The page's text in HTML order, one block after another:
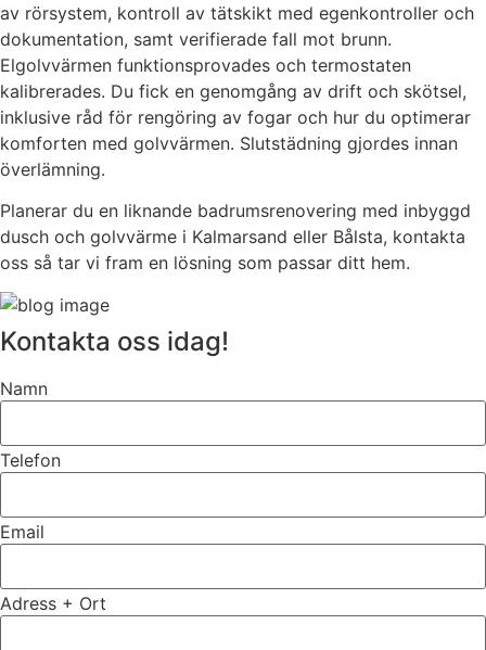
av rörsystem, kontroll av tätskikt med egenkontroller och
dokumentation, samt verifierade fall mot brunn.
Elgolvvärmen funktionsprovades och termostaten
kalibrerades. Du fick en genomgång av drift och skötsel,
inklusive råd för rengöring av fogar och hur du optimerar
komforten med golvvärmen. Slutstädning gjordes innan
överlämning.
Planerar du en liknande badrumsrenovering med inbyggd
dusch och golvvärme i Kalmarsand eller Bålsta, kontakta
oss så tar vi fram en lösning som passar ditt hem.
Kontakta oss idag!
Namn
Telefon
Email
Adress + Ort